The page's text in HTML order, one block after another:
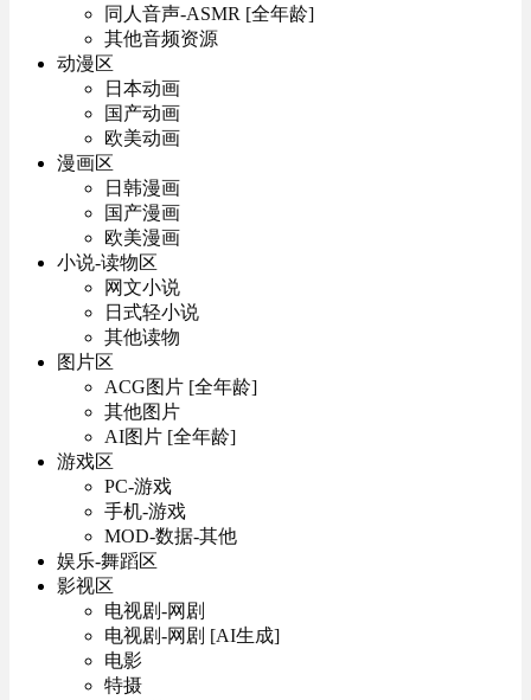
同人音声-ASMR [全年龄]
其他音频资源
动漫区
日本动画
国产动画
欧美动画
漫画区
日韩漫画
国产漫画
欧美漫画
小说-读物区
网文小说
日式轻小说
其他读物
图片区
ACG图片 [全年龄]
其他图片
AI图片 [全年龄]
游戏区
PC-游戏
手机-游戏
MOD-数据-其他
娱乐-舞蹈区
影视区
电视剧-网剧
电视剧-网剧 [AI生成]
电影
特摄